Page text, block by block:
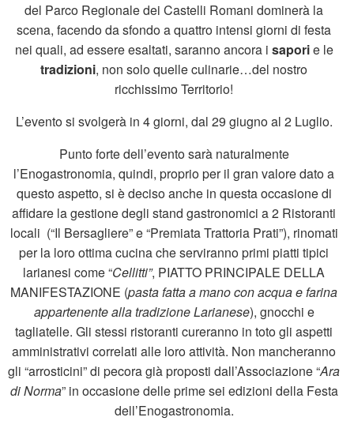
del Parco Regionale dei Castelli Romani dominerà la
scena, facendo da sfondo a quattro intensi giorni di festa
nei quali, ad essere esaltati, saranno ancora i saporie le
tradizioni, non solo quelle culinarie…del nostro
ricchissimo Territorio!
L’evento si svolgerà in 4 giorni, dal 29 giugno al 2 Luglio.
Punto forte dell’evento sarà naturalmente
l’Enogastronomia, quindi, proprio per il gran valore dato a
questo aspetto, si è deciso anche in questa occasione di
affidare la gestione degli stand gastronomici a 2 Ristoranti
locali (“Il Bersagliere” e “Premiata Trattoria Prati”), rinomati
per la loro ottima cucina che serviranno primi piatti tipici
larianesi come “Cellitti”, PIATTO PRINCIPALE DELLA
MANIFESTAZIONE (pasta fatta a mano con acqua e farina
appartenente alla tradizione Larianese), gnocchi e
tagliatelle. Gli stessi ristoranti cureranno in toto gli aspetti
amministrativi correlati alle loro attività. Non mancheranno
gli “arrosticini” di pecora già proposti dall’Associazione “Ara
di Norma” in occasione delle prime sei edizioni della Festa
dell’Enogastronomia.